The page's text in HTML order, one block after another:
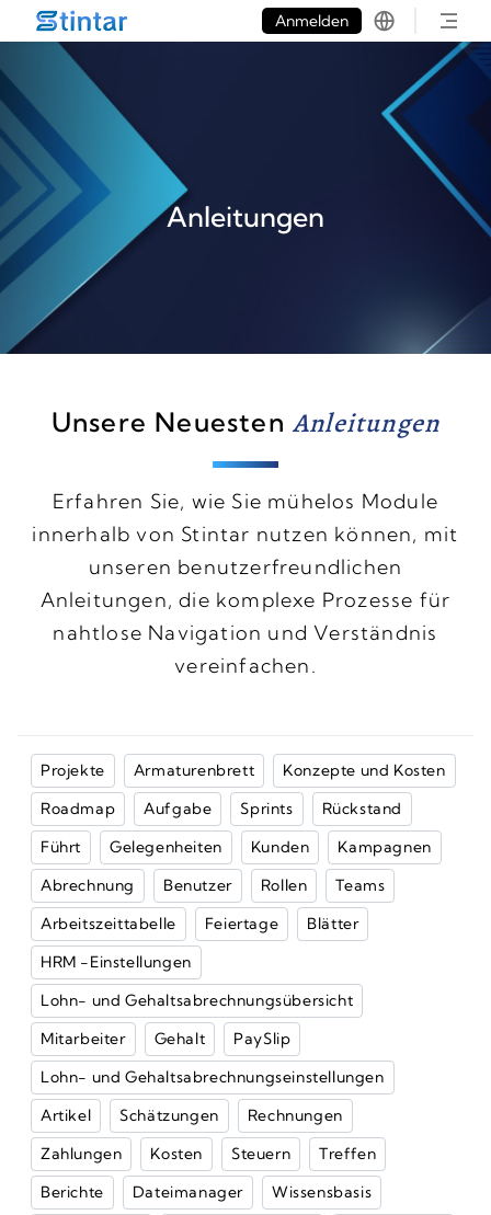
put google tag in file
Anmelden
Anleitungen
Unsere NeuestenAnleitungen
Erfahren Sie, wie Sie mühelos Module
innerhalb von Stintar nutzen können, mit
unseren benutzerfreundlichen
Anleitungen, die komplexe Prozesse für
nahtlose Navigation und Verständnis
vereinfachen.
Projekte Armaturenbrett
Konzepte und Kosten
Roadmap
Aufgabe Sprints
Rückstand
Führt
Gelegenheiten Kunden
Kampagnen
Abrechnung
Benutzer Rollen
Teams
Arbeitszeittabelle
Feiertage
Blätter
HRM -Einstellungen
Lohn- und Gehaltsabrechnungsübersicht
Mitarbeiter
Gehalt
PaySlip
Lohn- und Gehaltsabrechnungseinstellungen
Artikel
Schätzungen
Rechnungen
Zahlungen
Kosten Steuern
Treffen
Berichte
Dateimanager
Wissensbasis